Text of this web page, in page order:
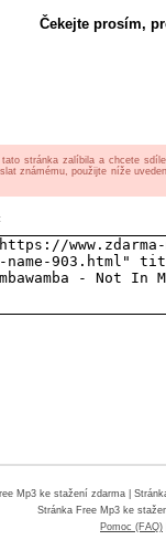
Čekejte prosím,
stránka zalíbila a chcete
známému, použijte níže
Mp3 ke stažení zdarma|
Stránka Free Mp3 ke
Pomoc (FAQ)